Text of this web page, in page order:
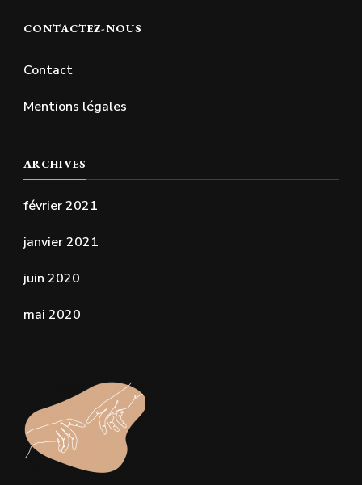
CONTACTEZ-NOUS
Contact
Mentions légales
ARCHIVES
février 2021
janvier 2021
juin 2020
mai 2020